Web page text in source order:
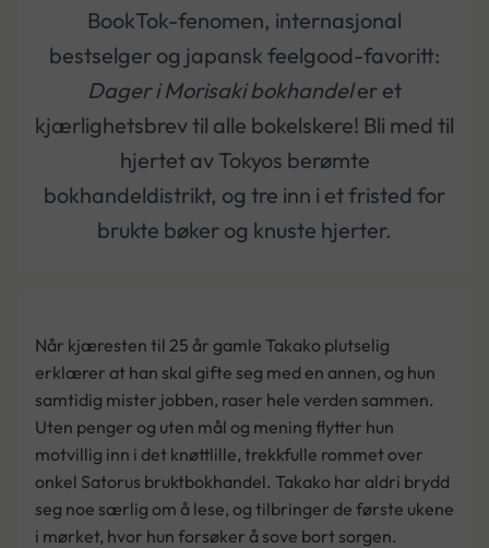
BookTok-fenomen, internasjonal
bestselger og japansk feelgood-favoritt:
Dager i Morisaki bokhandeler et
kjærlighetsbrev til alle bokelskere! Bli med til
hjertet av Tokyos berømte
bokhandeldistrikt, og tre inn i et fristed for
brukte bøker og knuste hjerter.
Når kjæresten til 25 år gamle Takako plutselig
erklærer at han skal gifte seg med en annen, og hun
samtidig mister jobben, raser hele verden sammen.
Uten penger og uten mål og mening flytter hun
motvillig inn i det knøttlille, trekkfulle rommet over
onkel Satorus bruktbokhandel. Takako har aldri brydd
seg noe særlig om å lese, og tilbringer de første ukene
i mørket, hvor hun forsøker å sove bort sorgen.